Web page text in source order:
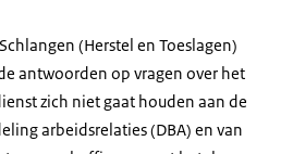
(Herstel en Toeslagen)
antwoorden op vragen over het
zich niet gaat houden aan de
arbeidsrelaties (DBA) en van